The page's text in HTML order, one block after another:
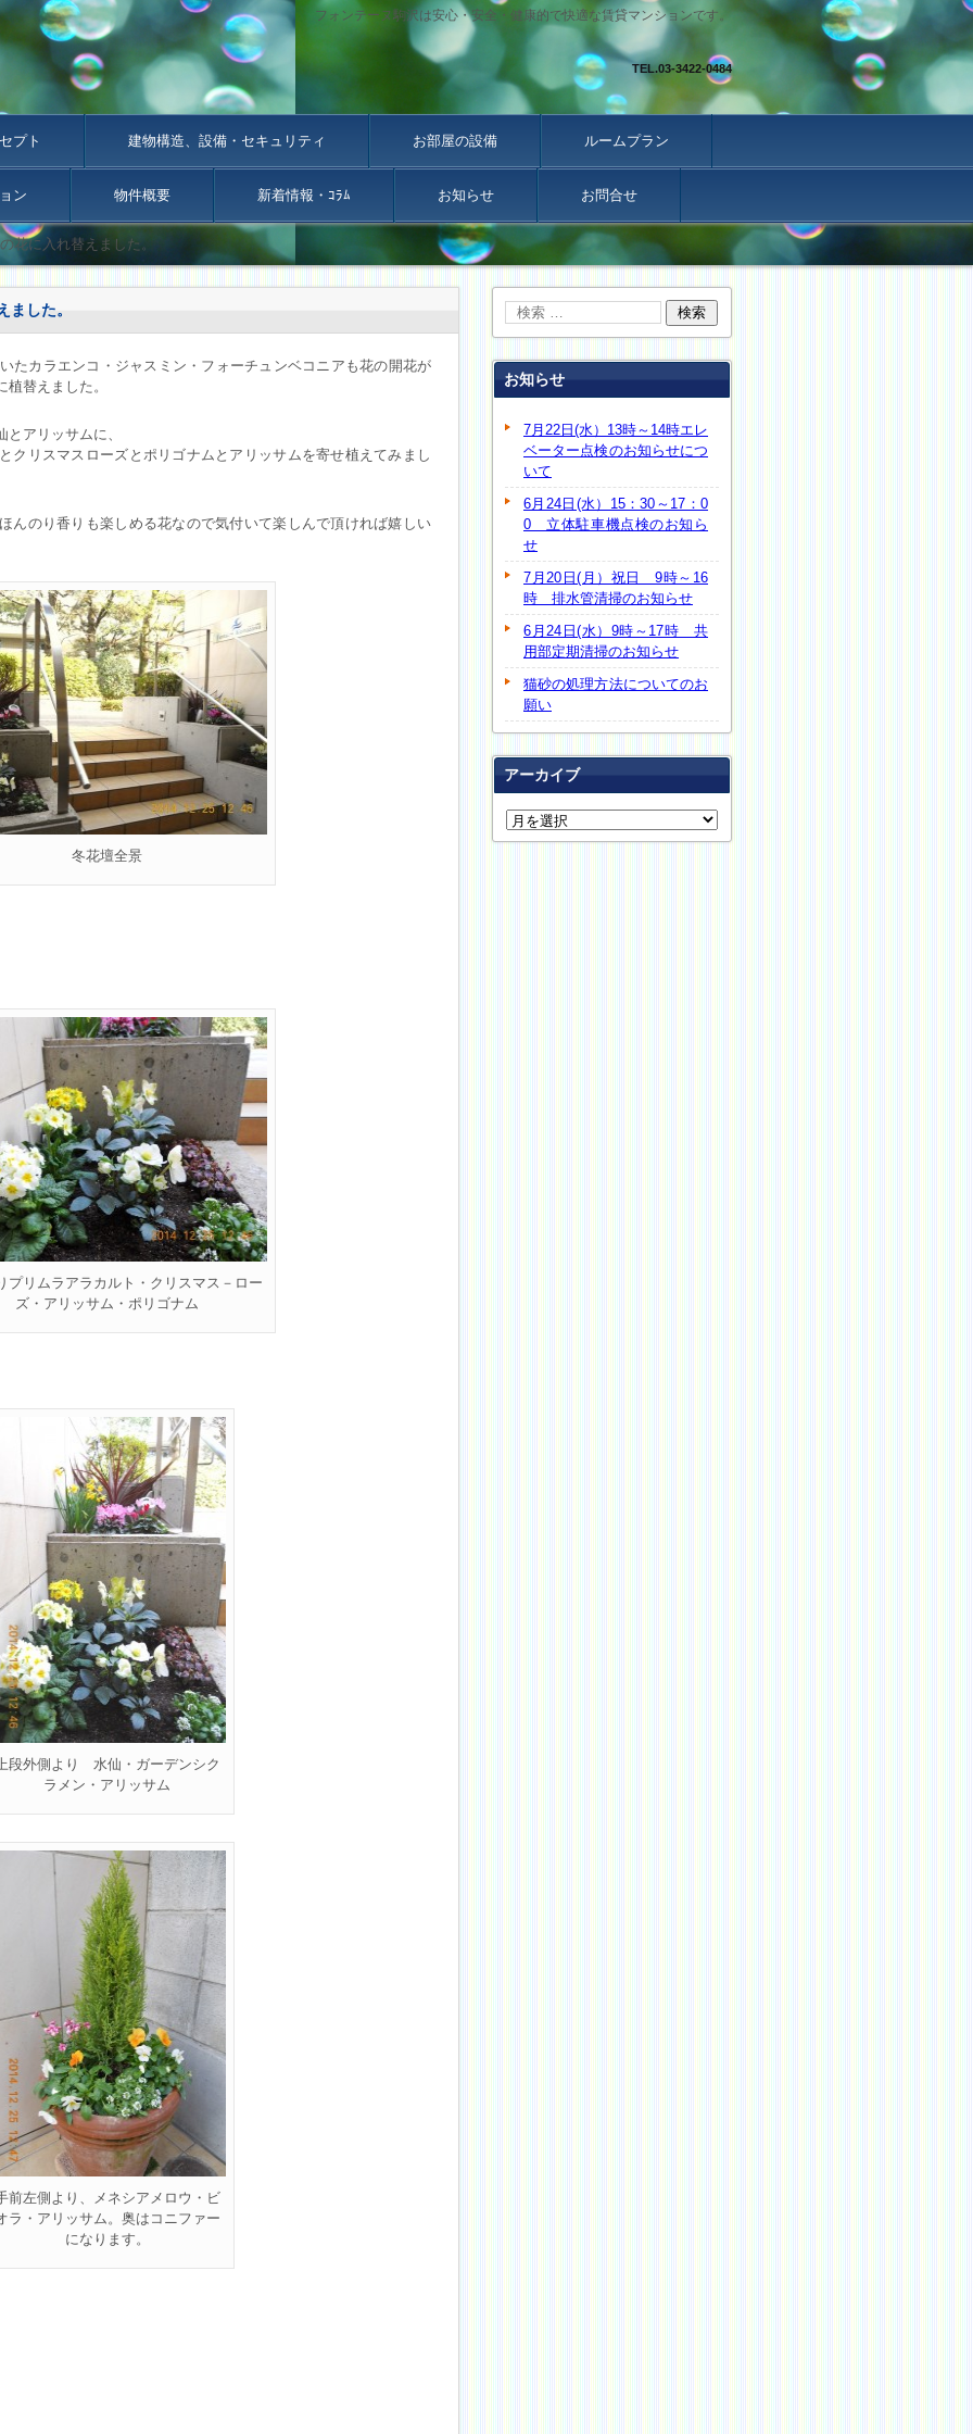
フォンテーヌ駒沢は安心・安全・健康的で快適な賃貸マンションです。
TEL.03-3422-0484
プト 建物構造、設備・セキュリティ お部屋の設備 ルームプラン
ン 物件概要 新着情報・ｺﾗﾑ お知らせ お問合せ
に入れ替えました。
した。
たカラエンコ・ジャスミン・フォーチュンベコニアも花の開花が
替えました。
アリッサムに、
クリスマスローズとポリゴナムとアリッサムを寄せ植えてみまし
んのり香りも楽しめる花なので気付いて楽しんで頂ければ嬉しい
冬花壇全景
プリムラアラカルト・クリスマス－ロー
ズ・アリッサム・ポリゴナム
段外側より 水仙・ガーデンシク
ラメン・アリッサム
前左側より、メネシアメロウ・ビ
ラ・アリッサム。奥はコニファー
になります。
お知らせ
7月22日(水）13時～14時エレ
ベーター点検のお知らせにつ
いて
6月24日(水）15：30～17：0
0 立体駐車機点検のお知ら
せ
7月20日(月）祝日 9時～16
時 排水管清掃のお知らせ
6月24日(水）9時～17時 共
用部定期清掃のお知らせ
猫砂の処理方法についてのお
願い
アーカイブ